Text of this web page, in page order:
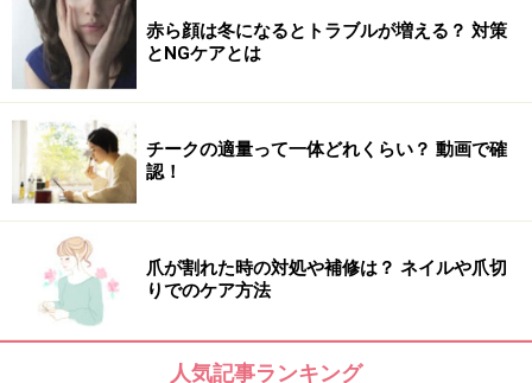
ことも簡単にできるので、アイシャドーとして使うこと
も可能。ウォータープルーフ処方で速乾性にも優れてい
るので、にじむ心配もなく色ごとに配合されたパールが
【商品お問合せ先】
商品詳細はコチラ
この商品についてのクチコミを書く・読む
赤ら顔は冬になるとトラブルが増える？ 対策
とNGケアとは
チークの適量って一体どれくらい？ 動画で確
認！
爪が割れた時の対処や補修は？ ネイルや爪切
りでのケア方法
人気記事ランキング